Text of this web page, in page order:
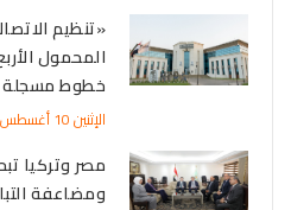
«تنظيم
المحمول
خطوط مسجلة
الإثنين 10 أغسطس 2026-04:31
مصر وتركيا
ومضاعفة